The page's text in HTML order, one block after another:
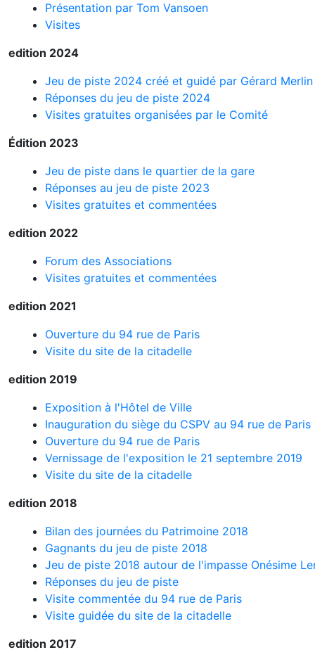
Présentation par Tom Vansoen
Visites
edition 2024
Jeu de piste 2024 créé et guidé par Gérard Merlin
Réponses du jeu de piste 2024
Visites gratuites organisées par le Comité
Édition 2023
Jeu de piste dans le quartier de la gare
Réponses au jeu de piste 2023
Visites gratuites et commentées
edition 2022
Forum des Associations
Visites gratuites et commentées
edition 2021
Ouverture du 94 rue de Paris
Visite du site de la citadelle
edition 2019
Exposition à l'Hôtel de Ville
Inauguration du siège du CSPV au 94 rue de Paris
Ouverture du 94 rue de Paris
Vernissage de l'exposition le 21 septembre 2019
Visite du site de la citadelle
edition 2018
Bilan des journées du Patrimoine 2018
Gagnants du jeu de piste 2018
Jeu de piste 2018 autour de l'impasse Onésime
Réponses du jeu de piste
Visite commentée du 94 rue de Paris
Visite guidée du site de la citadelle
edition 2017